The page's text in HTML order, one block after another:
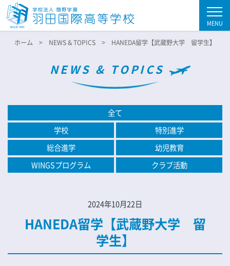
MENU
ホーム NEWS & TOPICS HANEDA留学【武蔵野大学 留学生】
NEWS & TOPICS
全て
学校
特別進学
総合進学
幼児教育
WINGSプログラム
クラブ活動
2024年10月22日
HANEDA留学【武蔵野大学 留
学生】